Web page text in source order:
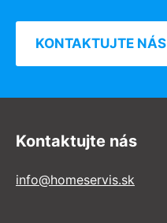
KONTAKTUJTE NÁS
Kontaktujte nás
info@homeservis.sk